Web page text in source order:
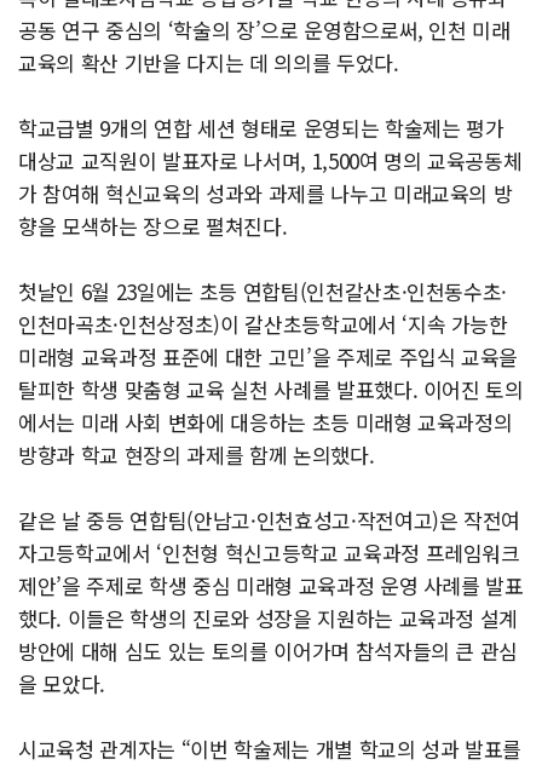
공동 연구 중심의 ‘학술의 장’으로 운영함으로써, 인천 미래
교육의 확산 기반을 다지는 데 의의를 두었다.
학교급별 9개의 연합 세션 형태로 운영되는 학술제는 평가
대상교 교직원이 발표자로 나서며, 1,500여 명의 교육공동체
가 참여해 혁신교육의 성과와 과제를 나누고 미래교육의 방
향을 모색하는 장으로 펼쳐진다.
첫날인 6월 23일에는 초등 연합팀(인천갈산초·인천동수초·
인천마곡초·인천상정초)이 갈산초등학교에서 ‘지속 가능한
미래형 교육과정 표준에 대한 고민’을 주제로 주입식 교육을
탈피한 학생 맞춤형 교육 실천 사례를 발표했다. 이어진 토의
에서는 미래 사회 변화에 대응하는 초등 미래형 교육과정의
방향과 학교 현장의 과제를 함께 논의했다.
같은 날 중등 연합팀(안남고·인천효성고·작전여고)은 작전여
자고등학교에서 ‘인천형 혁신고등학교 교육과정 프레임워크
제안’을 주제로 학생 중심 미래형 교육과정 운영 사례를 발표
했다. 이들은 학생의 진로와 성장을 지원하는 교육과정 설계
방안에 대해 심도 있는 토의를 이어가며 참석자들의 큰 관심
을 모았다.
시교육청 관계자는 “이번 학술제는 개별 학교의 성과 발표를